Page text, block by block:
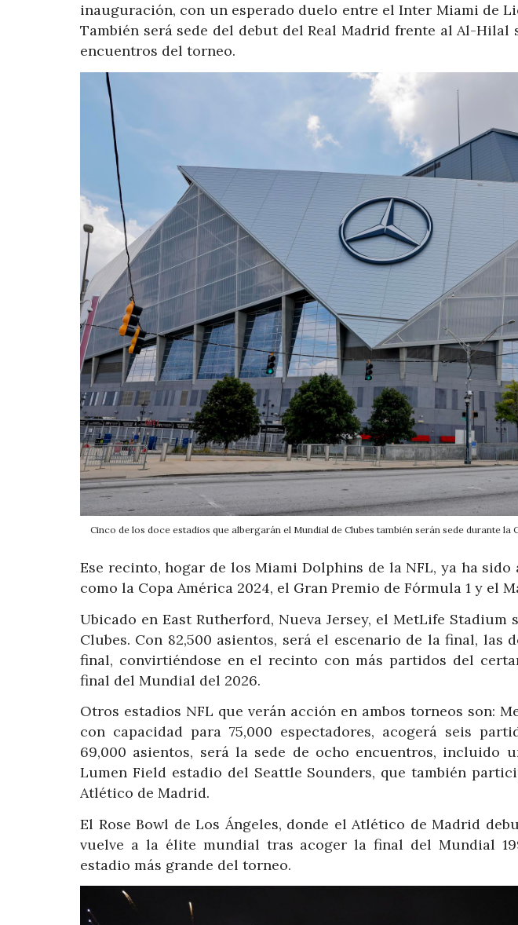
inauguración, con un esperado duelo entre el Inter Miami de
También será sede del debut del Real Madrid frente al Al-
encuentros del torneo.
Cinco de los doce estadios que albergarán el Mundial de Clubes también serán sede durante
Ese recinto, hogar de los Miami Dolphins de la NFL, ya ha
como la Copa América 2024, el Gran Premio de Fórmula 1 y el
Ubicado en East Rutherford, Nueva Jersey, el MetLife
Clubes. Con 82,500 asientos, será el escenario de la final, las
final, convirtiéndose en el recinto con más partidos del
final del Mundial del 2026.
Otros estadios NFL que verán acción en ambos torneos son:
con capacidad para 75,000 espectadores, acogerá seis
69,000 asientos, será la sede de ocho encuentros, incluido
Lumen Field estadio del Seattle Sounders, que también
Atlético de Madrid.
El Rose Bowl de Los Ángeles, donde el Atlético de Madrid
vuelve a la élite mundial tras acoger la final del Mundial
estadio más grande del torneo.